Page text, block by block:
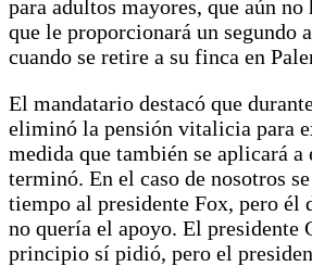
para adultos mayores, que aún no
que le proporcionará un segundo
cuando se retire a su finca en
El mandatario destacó que
eliminó la pensión vitalicia para
medida que también se aplicará a
terminó. En el caso de nosotros
tiempo al presidente Fox, pero él
no quería el apoyo. El presidente
principio sí pidió, pero el